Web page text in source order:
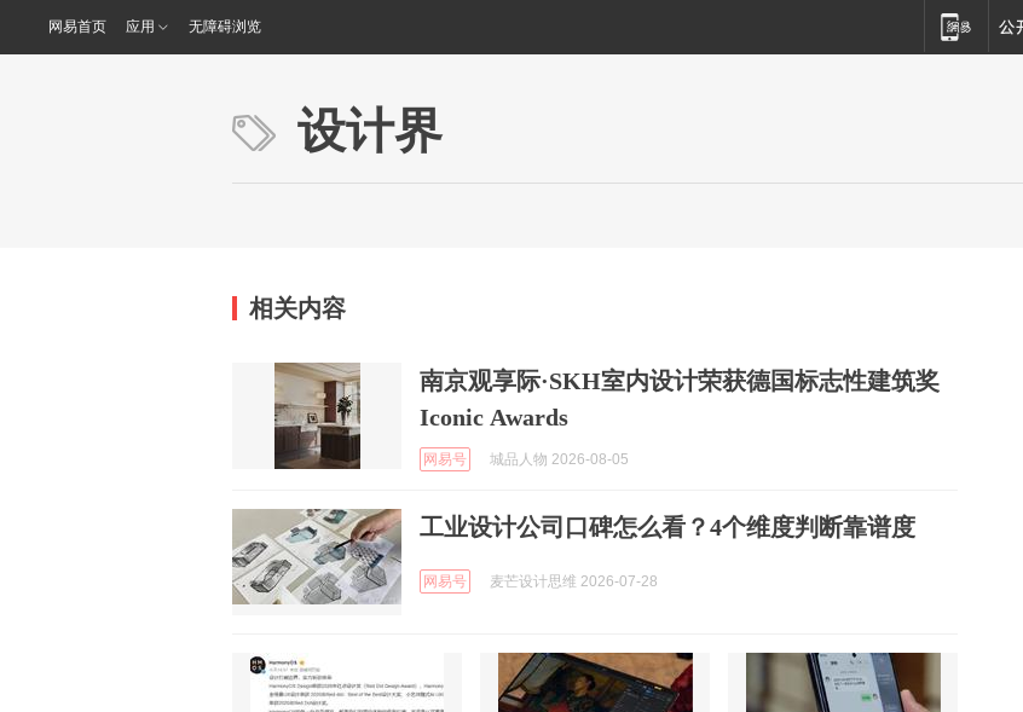
网易首页 应用 无障碍浏览
设计界
相关内容
南京观享际·SKH室内设计荣获德国标志性建筑奖
Iconic Awards
网易号 城品人物 2026-08-05
工业设计公司口碑怎么看？4个维度判断靠谱度
网易号 麦芒设计思维 2026-07-28